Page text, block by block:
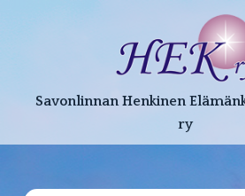
Savonlinnan Henkinen
ry